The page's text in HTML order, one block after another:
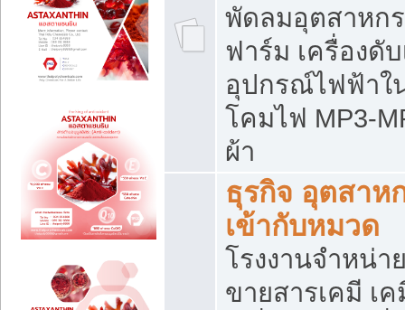
พัดลมอุตสาหก
ฟาร์ม เครื่องดั
อุปกรณ์ไฟฟ้าใ
โคมไฟ MP3-
ผ้า
ธุรกิจ อุตสาห
เข้ากับหมวด
โรงงานจำหน่
ขายสารเคมี เ